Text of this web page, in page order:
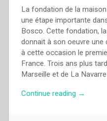
La fondation de la
une étape importante
Bosco. Cette fondation,
donnait à son oeuvre une
à cette occasion le
France. Trois ans plus
Marseille et de La
Continue reading “Yves
→